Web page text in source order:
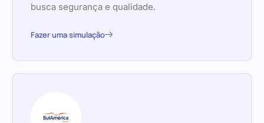
busca segurança e qualidade.
Fazer uma simulação